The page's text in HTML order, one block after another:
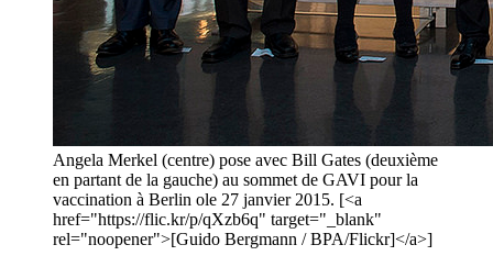
Angela Merkel (centre) pose avec Bill Gates (deuxième
en partant de la gauche) au sommet de GAVI pour la
vaccination à Berlin ole 27 janvier 2015. [<a
href="https://flic.kr/p/qXzb6q" target="_blank"
rel="noopener">[Guido Bergmann / BPA/Flickr]</a>]